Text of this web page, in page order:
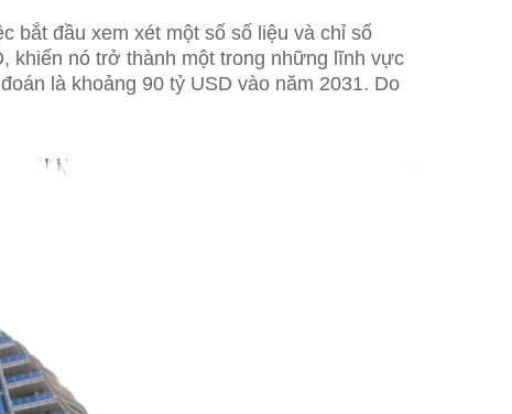
bắt đầu xem xét một số số liệu và chỉ số
khiến nó trở thành một trong những lĩnh vực
là khoảng 90 tỷ USD vào năm 2031. Do